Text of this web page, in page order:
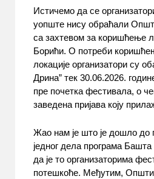
Истичемо да се
уопште нису обраћали
са захтевом за коришћење
Борићи. О потреби
локације организатори су
Дрина” тек 30.06.2026.
пре почетка фестивала, о
заведена пријава коју
Жао нам је што је дошло до
једног дела програма
да је то организаторима
потешкоће. Међутим,